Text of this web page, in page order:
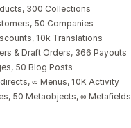
300 Collections
50 Companies
10k Translations
& Draft Orders, 366 Payouts
50 Blog Posts
∞ Menus, 10K Activity
50 Metaobjects, ∞ Metafields